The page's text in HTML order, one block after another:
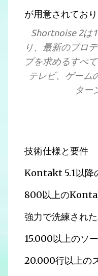
が用意されており
Shortnoise 2は
り、最新のプロ
プを求めるすべ
テレビ、ゲーム
ター
技術仕様と要件
Kontakt 5.1以降
800以上の
強力で洗練され
15.000以上のソ
20.000行以上の